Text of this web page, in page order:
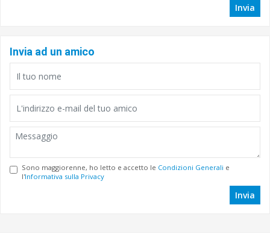
Invia
Invia ad un amico
Sono maggiorenne, ho letto e accetto le Condizioni Generali e
l'Informativa sulla Privacy
Invia